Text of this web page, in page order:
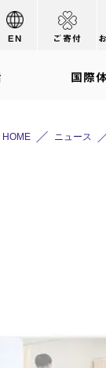
EN ご寄付
国際
HOME ニュース